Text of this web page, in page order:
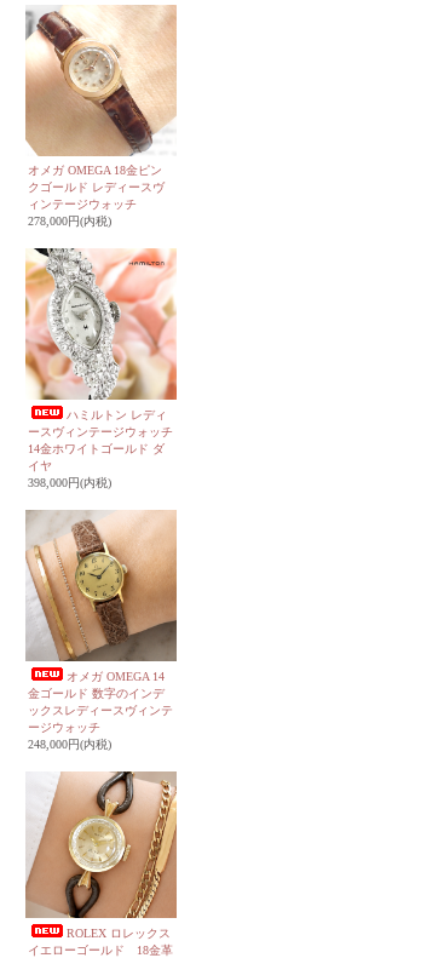
オメガ OMEGA 18金ピン
クゴールド レディースヴ
ィンテージウォッチ
278,000円(内税)
ハミルトン レディ
ースヴィンテージウォッチ
14金ホワイトゴールド ダ
イヤ
398,000円(内税)
オメガ OMEGA 14
金ゴールド 数字のインデ
ックスレディースヴィンテ
ージウォッチ
248,000円(内税)
ROLEX ロレックス
イエローゴールド 18金革